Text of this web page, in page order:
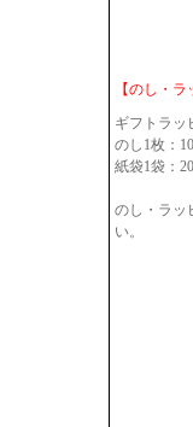
【のし・ラ
ギフトラッ
のし1枚：
紙袋1袋：
のし・ラッ
い。